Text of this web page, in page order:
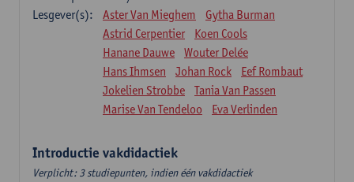
Lesgever(s):
Aster Van Mieghem
Gytha Burman
Astrid Cerpentier
Koen Cools
Hanane Dauwe
Wouter Delée
Hans Ihmsen
Johan Rock
Eef Rombaut
Jokelien Strobbe
Tania Van Passen
Marise Van Tendeloo
Eva Verlinden
Introductie vakdidactiek
Verplicht: 3 studiepunten, indien één vakdidactiek